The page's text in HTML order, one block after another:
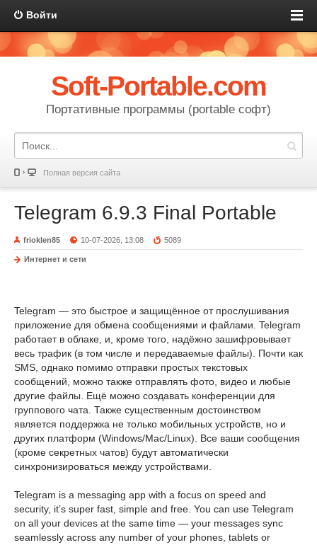
Войти
Soft-Portable.com
Портативные программы (portable софт)
Полная версия сайта
Telegram 6.9.3 Final Portable
frioklen85 10-07-2026, 13:08 5089
Интернет и сети
Telegram — это быстрое и защищённое от прослушивания
приложение для обмена сообщениями и файлами. Telegram
работает в облаке, и, кроме того, надёжно зашифровывает
весь трафик (в том числе и передаваемые файлы). Почти как
SMS, однако помимо отправки простых текстовых
сообщений, можно также отправлять фото, видео и любые
другие файлы. Ещё можно создавать конференции для
группового чата. Также существенным достоинством
является поддержка не только мобильных устройств, но и
других платформ (Windows/Mac/Linux). Все ваши сообщения
(кроме секретных чатов) будут автоматически
синхронизироваться между устройствами.
Telegram is a messaging app with a focus on speed and
security, it’s super fast, simple and free. You can use Telegram
on all your devices at the same time — your messages sync
seamlessly across any number of your phones, tablets or